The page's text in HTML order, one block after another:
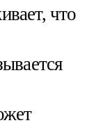
что